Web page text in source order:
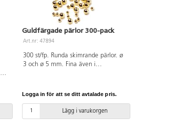
Guldfärgade pärlor 300-pack
Art.nr: 47894
300 st/fp. Runda skimrande pärlor. ø
3 och ø 5 mm. Fina även i
1 mm. Av polystyren.
Logga in för att se ditt avtalade pris.
Lägg i varukorgen